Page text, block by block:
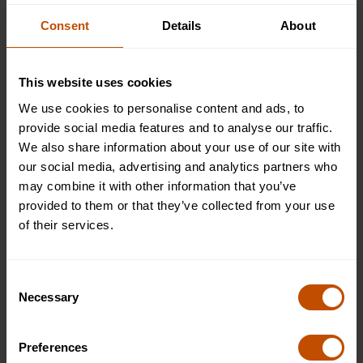
Consent Details About
This website uses cookies
We use cookies to personalise content and ads, to
provide social media features and to analyse our traffic.
We also share information about your use of our site with
our social media, advertising and analytics partners who
may combine it with other information that you’ve
provided to them or that they’ve collected from your use
of their services.
Selection
Necessary
Preferences
Westminster, Londres
Visitar Westminster en Londres es una visita obligada para
cualquier persona interesada en la rica historia y los lugares
Salidas típicas 1/7